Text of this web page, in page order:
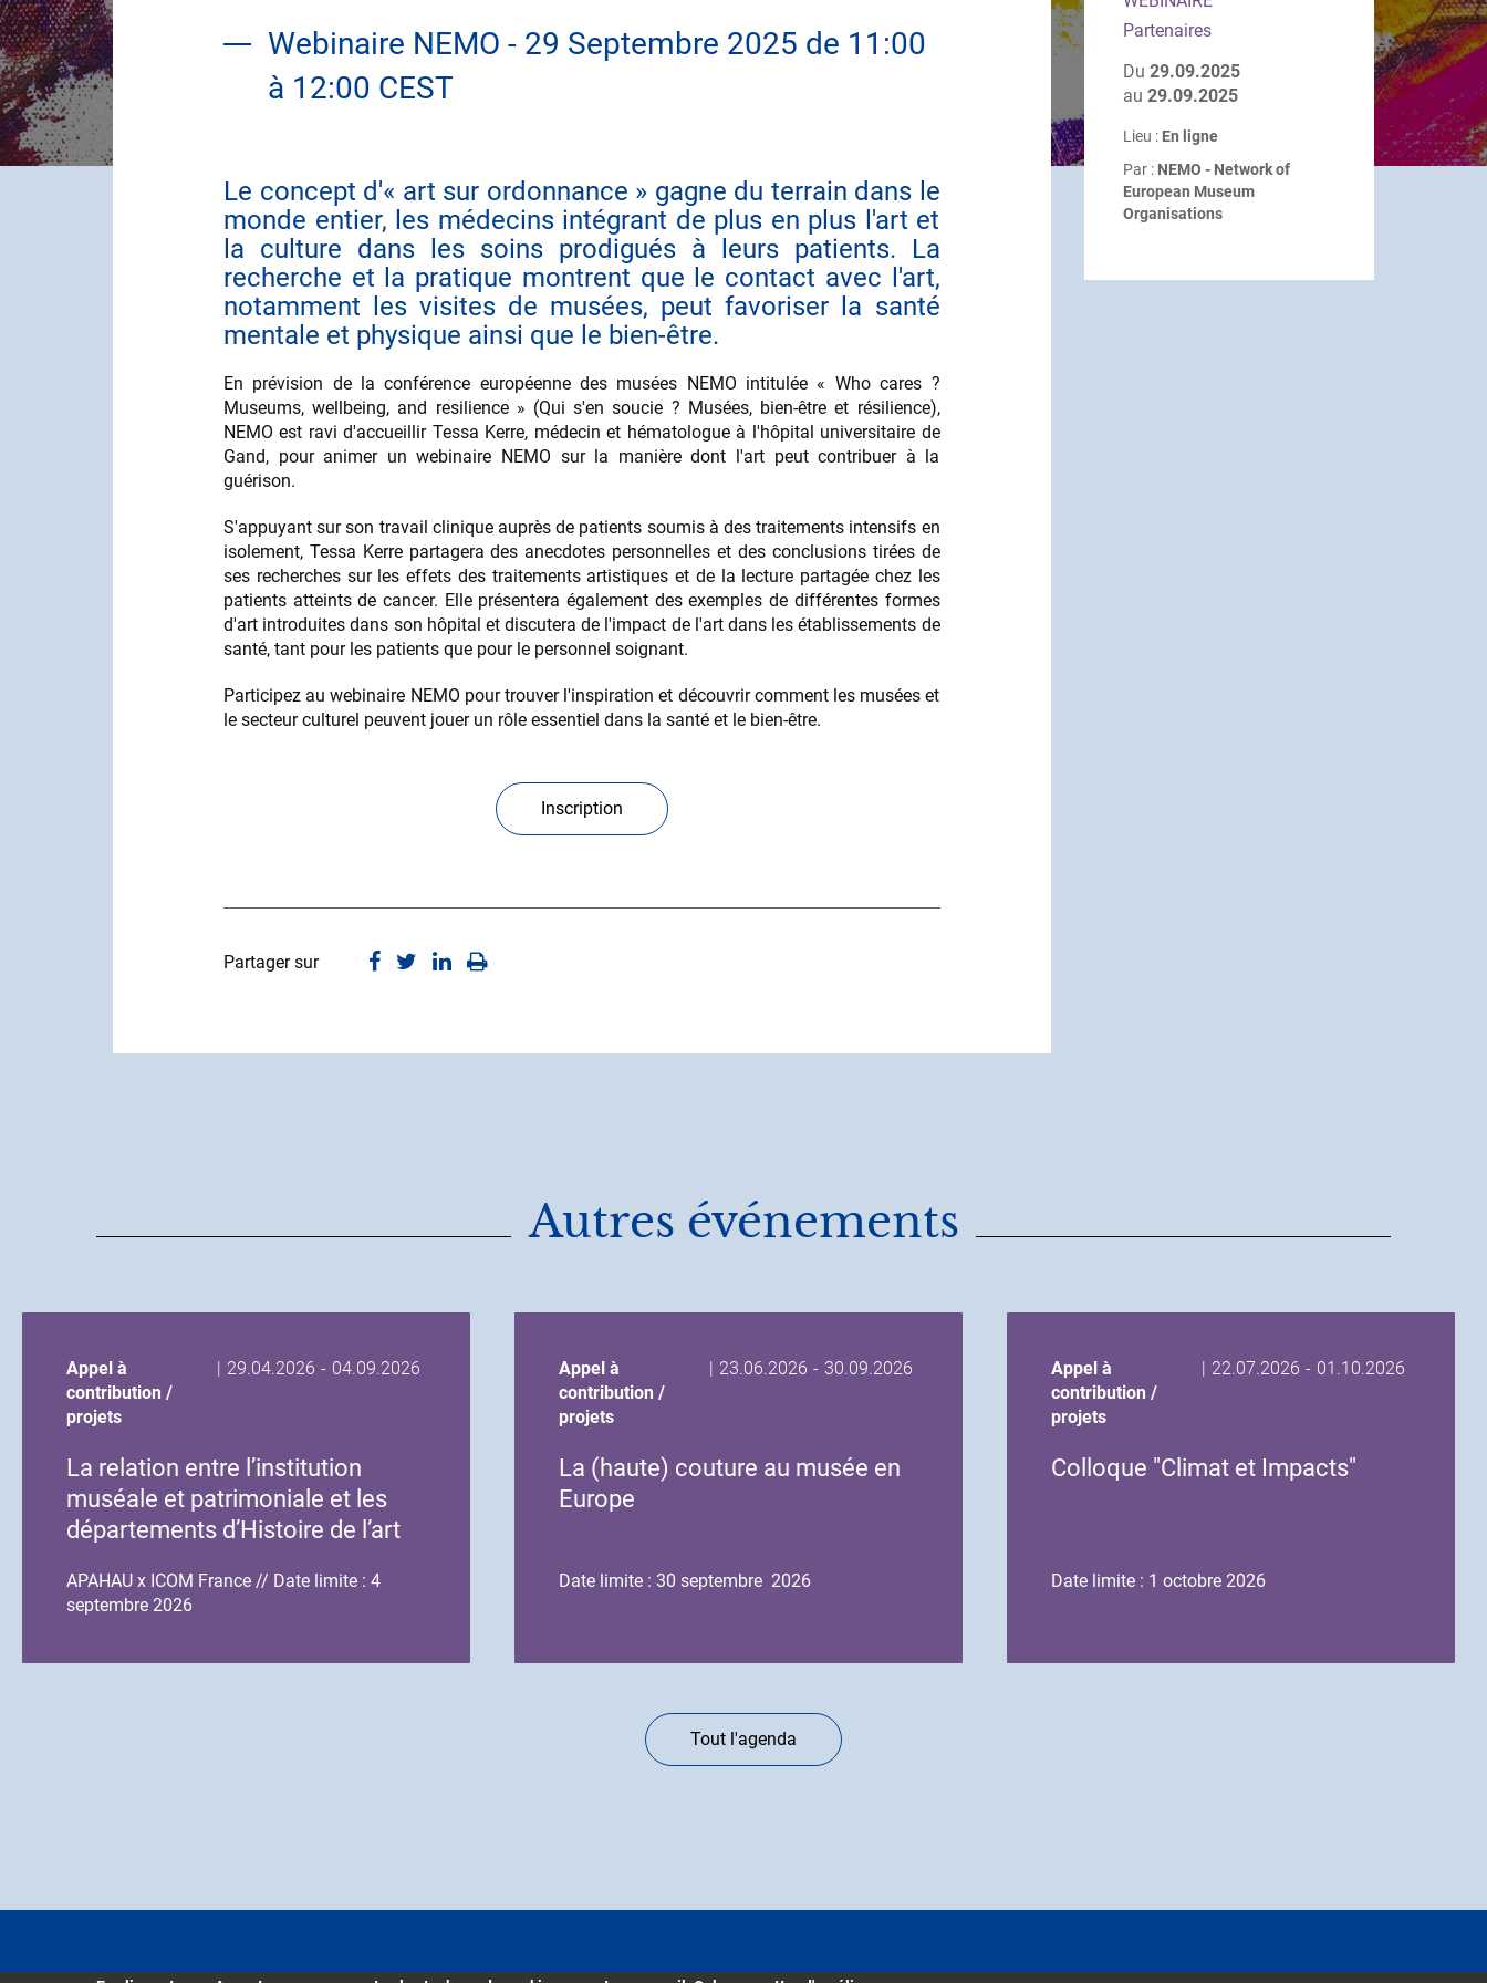
Webinaire NEMO - 29 Septembre 2025 de 11:00
à 12:00 CEST
Contenu
Le concept d'« art sur ordonnance » gagne du terrain dans le
monde entier, les médecins intégrant de plus en plus l'art et
la culture dans les soins prodigués à leurs patients. La
recherche et la pratique montrent que le contact avec l'art,
notamment les visites de musées, peut favoriser la santé
mentale et physique ainsi que le bien-être.
En prévision de la conférence européenne des musées NEMO intitulée « Who cares ?
Museums, wellbeing, and resilience » (Qui s'en soucie ? Musées, bien-être et résilience),
NEMO est ravi d'accueillir Tessa Kerre, médecin et hématologue à l'hôpital universitaire de
Gand, pour animer un webinaire NEMO sur la manière dont l'art peut contribuer à la
guérison.
S'appuyant sur son travail clinique auprès de patients soumis à des traitements intensifs en
isolement, Tessa Kerre partagera des anecdotes personnelles et des conclusions tirées de
ses recherches sur les effets des traitements artistiques et de la lecture partagée chez les
patients atteints de cancer. Elle présentera également des exemples de différentes formes
d'art introduites dans son hôpital et discutera de l'impact de l'art dans les établissements de
santé, tant pour les patients que pour le personnel soignant.
Participez au webinaire NEMO pour trouver l'inspiration et découvrir comment les musées et
le secteur culturel peuvent jouer un rôle essentiel dans la santé et le bien-être.
Inscription
Partager sur
Partenaires
Du 29.09.2025
au 29.09.2025
Lieu : En ligne
Par : NEMO - Network of
European Museum
Organisations
Autres événements
Appel à
contribution /
projets
| Date
l'événement
29.04.2026 - Date
l'événement
04.09.2026
La relation entre l’institution
muséale et patrimoniale et les
départements d’Histoire de l’art
APAHAU x ICOM France // Date limite : 4
septembre 2026
Appel à
contribution /
projets
| Date
l'événement
23.06.2026 - Date
l'événement
30.09.2026
La (haute) couture au musée en
Europe
Date limite : 30 septembre 2026
Appel à
contribution /
projets
| Date
l'événement
22.07.2026 - Date
l'événement
01.10.2026
Colloque "Climat et Impacts"
Date limite : 1 octobre 2026
Tout l'agenda